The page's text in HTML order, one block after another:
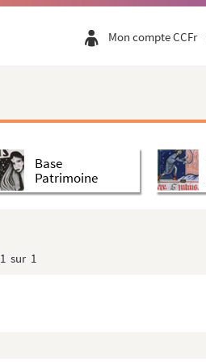
Mon compte CCFr
Base
Patrimoine
1 sur 1